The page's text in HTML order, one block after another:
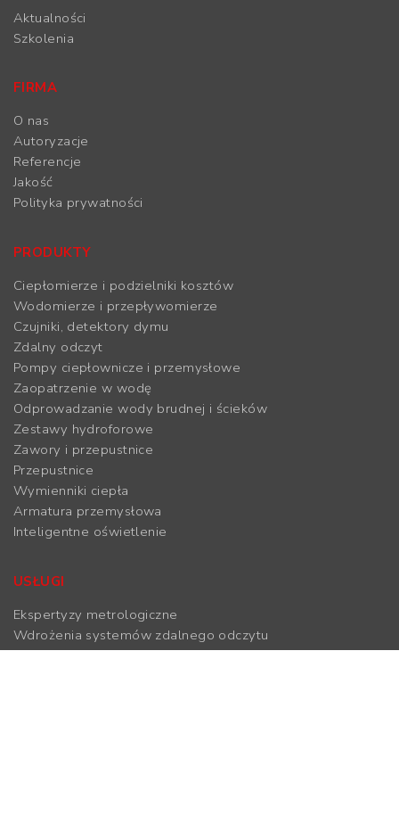
Aktualności
Szkolenia
FIRMA
O nas
Autoryzacje
Referencje
Jakość
Polityka prywatności
PRODUKTY
Ciepłomierze i podzielniki kosztów
Wodomierze i przepływomierze
Czujniki, detektory dymu
Zdalny odczyt
Pompy ciepłownicze i przemysłowe
Zaopatrzenie w wodę
Odprowadzanie wody brudnej i ścieków
Zestawy hydroforowe
Zawory i przepustnice
Przepustnice
Wymienniki ciepła
Armatura przemysłowa
Inteligentne oświetlenie
USŁUGI
Ekspertyzy metrologiczne
Wdrożenia systemów zdalnego odczytu
Wymiana i legalizacja ciepłomierzy i wodomierzy